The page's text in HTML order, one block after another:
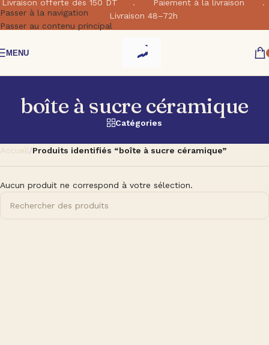
Passer à la navigation
Passer au contenu principal
Livraison offerte dés 150 DT . Paiement à la livraison .
Livraison 48–72h
MENU
boîte à sucre céramique
Catégories
Accueil/Produits identifiés “boîte à sucre céramique”
Aucun produit ne correspond à votre sélection.